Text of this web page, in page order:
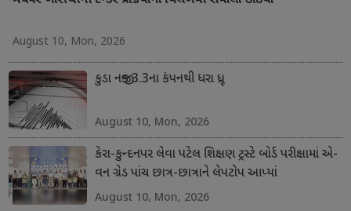
August 10, Mon, 2026
કુડા નજીક 3.3ના કંપનથી ધરા ધ્રૂજી
August 10, Mon, 2026
કેરા-કુન્દનપર લેવા પટેલ શિક્ષણ ટ્રસ્ટે બોર્ડ પરીક્ષામાં એ-
વન ગ્રેડ પાંચ છાત્ર-છાત્રાને લેપટોપ આપ્યાં
August 10, Mon, 2026